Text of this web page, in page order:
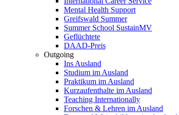
Mental Health Support
Greifswald Summer
Summer School SustainMV
Geflüchtete
DAAD-Preis
Outgoing
Ins Ausland
Studium im Ausland
Praktikum im Ausland
Kurzaufenthalte im Ausland
Teaching Internationally
Forschen & Lehren im Ausland